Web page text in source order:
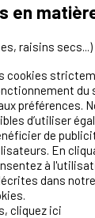
un
nous!
Ibericamp
en
raisins secs...)
cookies
du
préférences.
d’utiliser
de
En
à
dans
cliquez ici